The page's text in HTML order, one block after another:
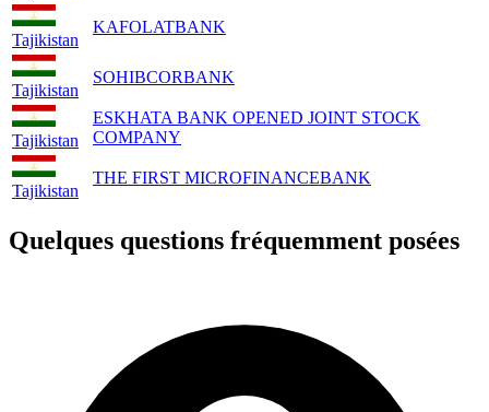
Tajikistan
KAFOLATBANK
Tajikistan
SOHIBCORBANK
Tajikistan
ESKHATA BANK OPENED JOINT STOCK
COMPANY
Tajikistan
THE FIRST MICROFINANCEBANK
Quelques questions fréquemment posées